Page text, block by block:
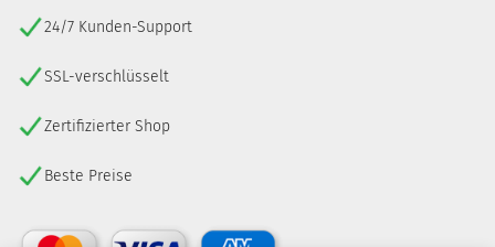
24/7 Kunden-Support
SSL-verschlüsselt
Zertifizierter Shop
Beste Preise